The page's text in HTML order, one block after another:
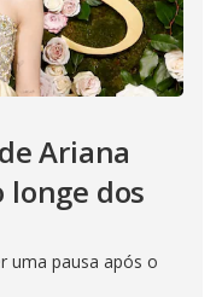
Ariana
longe dos
uma pausa após o